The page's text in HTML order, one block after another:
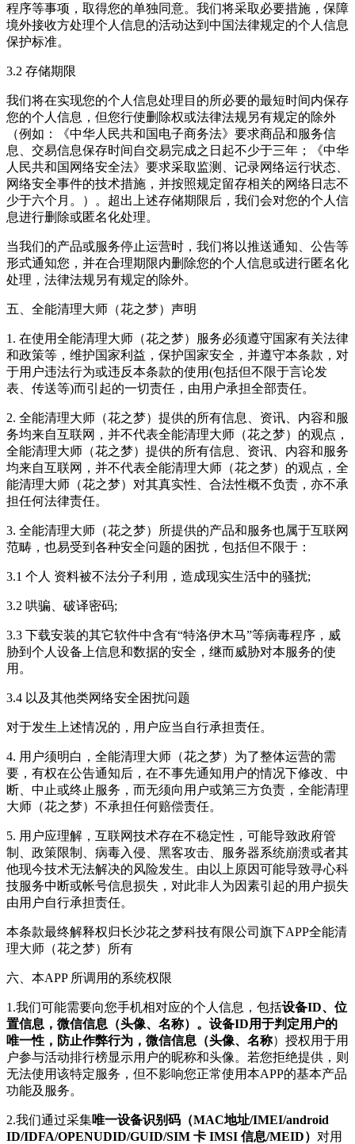
程序等事项，取得您的单独同意。我们将采取必要措施，保障
境外接收方处理个人信息的活动达到中国法律规定的个人信息
保护标准。
3.2 存储期限
我们将在实现您的个人信息处理目的所必要的最短时间内保存
您的个人信息，但您行使删除权或法律法规另有规定的除外
（例如：《中华人民共和国电子商务法》要求商品和服务信
息、交易信息保存时间自交易完成之日起不少于三年；《中华
人民共和国网络安全法》要求采取监测、记录网络运行状态、
网络安全事件的技术措施，并按照规定留存相关的网络日志不
少于六个月。）。超出上述存储期限后，我们会对您的个人信
息进行删除或匿名化处理。
当我们的产品或服务停止运营时，我们将以推送通知、公告等
形式通知您，并在合理期限内删除您的个人信息或进行匿名化
处理，法律法规另有规定的除外。
五、全能清理大师（花之梦）声明
1. 在使用全能清理大师（花之梦）服务必须遵守国家有关法律
和政策等，维护国家利益，保护国家安全，并遵守本条款，对
于用户违法行为或违反本条款的使用(包括但不限于言论发
表、传送等)而引起的一切责任，由用户承担全部责任。
2. 全能清理大师（花之梦）提供的所有信息、资讯、内容和服
务均来自互联网，并不代表全能清理大师（花之梦）的观点，
全能清理大师（花之梦）提供的所有信息、资讯、内容和服务
均来自互联网，并不代表全能清理大师（花之梦）的观点，全
能清理大师（花之梦）对其真实性、合法性概不负责，亦不承
担任何法律责任。
3. 全能清理大师（花之梦）所提供的产品和服务也属于互联网
范畴，也易受到各种安全问题的困扰，包括但不限于：
3.1 个人 资料被不法分子利用，造成现实生活中的骚扰;
3.2 哄骗、破译密码;
3.3 下载安装的其它软件中含有“特洛伊木马”等病毒程序，威
胁到个人设备上信息和数据的安全，继而威胁对本服务的使
用。
3.4 以及其他类网络安全困扰问题
对于发生上述情况的，用户应当自行承担责任。
4. 用户须明白，全能清理大师（花之梦）为了整体运营的需
要，有权在公告通知后，在不事先通知用户的情况下修改、中
断、中止或终止服务，而无须向用户或第三方负责，全能清理
大师（花之梦）不承担任何赔偿责任。
5. 用户应理解，互联网技术存在不稳定性，可能导致政府管
制、政策限制、病毒入侵、黑客攻击、服务器系统崩溃或者其
他现今技术无法解决的风险发生。由以上原因可能导致寻心科
技服务中断或帐号信息损失，对此非人为因素引起的用户损失
由用户自行承担责任。
本条款最终解释权归长沙花之梦科技有限公司旗下APP全能清
理大师（花之梦）所有
六、本APP 所调用的系统权限
1.我们可能需要向您手机相对应的个人信息，包括设备ID、位
置信息，微信信息（头像、名称）。设备ID用于判定用户的
唯一性，防止作弊行为，微信信息（头像、名称）授权用于用
户参与活动排行榜显示用户的昵称和头像。若您拒绝提供，则
无法使用该特定服务，但不影响您正常使用本APP的基本产品
功能及服务。
2.我们通过采集唯一设备识别码（MAC地址/IMEI/android
ID/IDFA/OPENUDID/GUID/SIM 卡 IMSI 信息/MEID） 对用